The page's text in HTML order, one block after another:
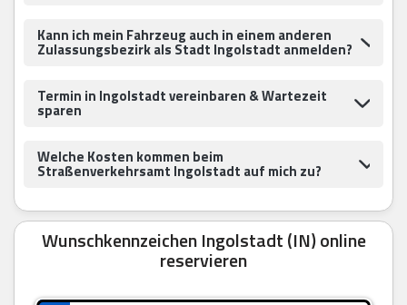
Kann ich mein Fahrzeug auch in einem anderen
Zulassungsbezirk als Stadt Ingolstadt anmelden?
Termin in Ingolstadt vereinbaren & Wartezeit
sparen
Welche Kosten kommen beim
Straßenverkehrsamt Ingolstadt auf mich zu?
Wunschkennzeichen Ingolstadt (IN) online
reservieren